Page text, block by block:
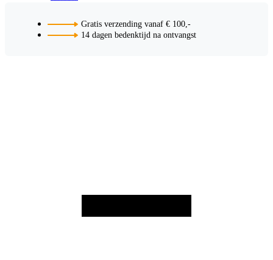
Gratis verzending vanaf € 100,-
14 dagen bedenktijd na ontvangst